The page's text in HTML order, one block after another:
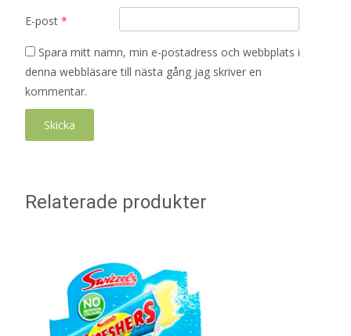
E-post *
Spara mitt namn, min e-postadress och webbplats i
denna webbläsare till nästa gång jag skriver en
kommentar.
Relaterade produkter